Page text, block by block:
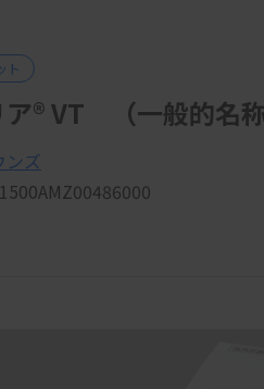
ト
® VT （一般的名
ンズ